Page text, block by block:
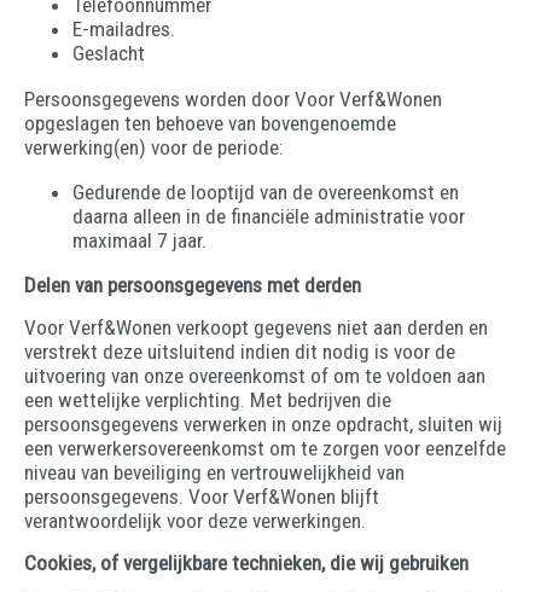
Telefoonnummer
E-mailadres.
Geslacht
Persoonsgegevens worden door Voor Verf&Wonen
opgeslagen ten behoeve van bovengenoemde
verwerking(en) voor de periode:
Gedurende de looptijd van de overeenkomst en
daarna alleen in de financiële administratie voor
maximaal 7 jaar.
Delen van persoonsgegevens met derden
Voor Verf&Wonen verkoopt gegevens niet aan derden en
verstrekt deze uitsluitend indien dit nodig is voor de
uitvoering van onze overeenkomst of om te voldoen aan
een wettelijke verplichting. Met bedrijven die
persoonsgegevens verwerken in onze opdracht, sluiten wij
een verwerkersovereenkomst om te zorgen voor eenzelfde
niveau van beveiliging en vertrouwelijkheid van
persoonsgegevens. Voor Verf&Wonen blijft
verantwoordelijk voor deze verwerkingen.
Cookies, of vergelijkbare technieken, die wij gebruiken